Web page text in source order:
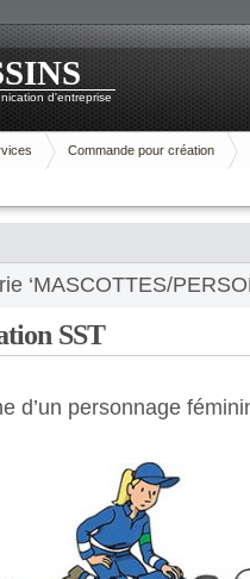
d'entreprise
Commande pour création
‘MASCOTTES/
SST
d’un personnage